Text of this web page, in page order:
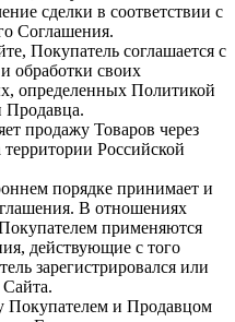
сделки в соответствии с
Соглашения.
Покупатель соглашается с
обработки своих
определенных Политикой
Продавца.
продажу Товаров через
Российской
порядке принимает и
В отношениях
применяются
действующие с того
зарегистрировался или
Сайта.
и Продавцом